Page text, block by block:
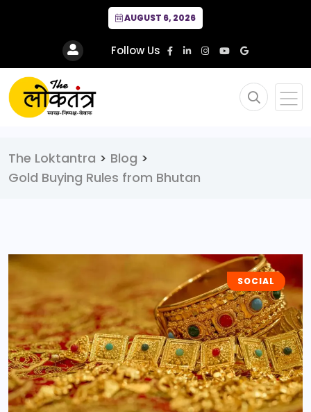
AUGUST 6, 2026
Follow Us
The Loktantra > Blog >
Gold Buying Rules from Bhutan
SOCIAL